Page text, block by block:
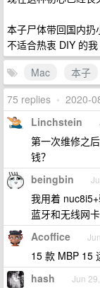
本子尸体带回国内扔
不适合热衷 DIY 的我
Mac
本子
75 replies • 2020-
Linchstein
第一次维修之
钱？
beingbin
我用着
蓝牙和无线网
Acoffice
15 款 MBP 15
hash Jun